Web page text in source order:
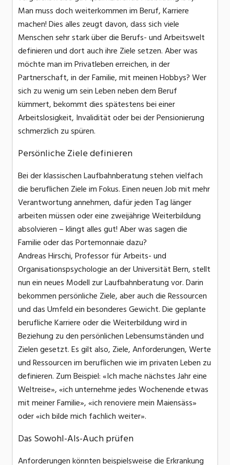
Man muss doch weiterkommen im Beruf, Karriere
machen! Dies alles zeugt davon, dass sich viele
Menschen sehr stark über die Berufs- und Arbeitswelt
definieren und dort auch ihre Ziele setzen. Aber was
möchte man im Privatleben erreichen, in der
Partnerschaft, in der Familie, mit meinen Hobbys? Wer
sich zu wenig um sein Leben neben dem Beruf
kümmert, bekommt dies spätestens bei einer
Arbeitslosigkeit, Invalidität oder bei der Pensionierung
schmerzlich zu spüren.
Persönliche Ziele definieren
Bei der klassischen Laufbahnberatung stehen vielfach
die beruflichen Ziele im Fokus. Einen neuen Job mit mehr
Verantwortung annehmen, dafür jeden Tag länger
arbeiten müssen oder eine zweijährige Weiterbildung
absolvieren – klingt alles gut! Aber was sagen die
Familie oder das Portemonnaie dazu?
Andreas Hirschi, Professor für Arbeits- und
Organisationspsychologie an der Universität Bern, stellt
nun ein neues Modell zur Laufbahnberatung vor. Darin
bekommen persönliche Ziele, aber auch die Ressourcen
und das Umfeld ein besonderes Gewicht. Die geplante
berufliche Karriere oder die Weiterbildung wird in
Beziehung zu den persönlichen Lebensumständen und
Zielen gesetzt. Es gilt also, Ziele, Anforderungen, Werte
und Ressourcen im beruflichen wie im privaten Leben zu
definieren. Zum Beispiel: «Ich mache nächstes Jahr eine
Weltreise», «ich unternehme jedes Wochenende etwas
mit meiner Familie», «ich renoviere mein Maiensäss»
oder «ich bilde mich fachlich weiter».
Das Sowohl-Als-Auch prüfen
Anforderungen könnten beispielsweise die Erkrankung